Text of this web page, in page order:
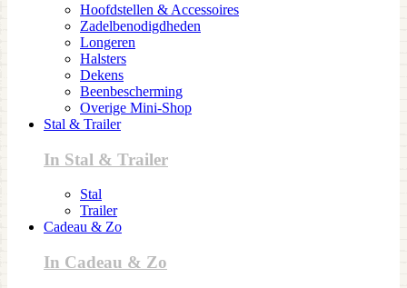
Hoofdstellen & Accessoires
Zadelbenodigdheden
Longeren
Halsters
Dekens
Beenbescherming
Overige Mini-Shop
Stal & Trailer
In Stal & Trailer
Stal
Trailer
Cadeau & Zo
In Cadeau & Zo